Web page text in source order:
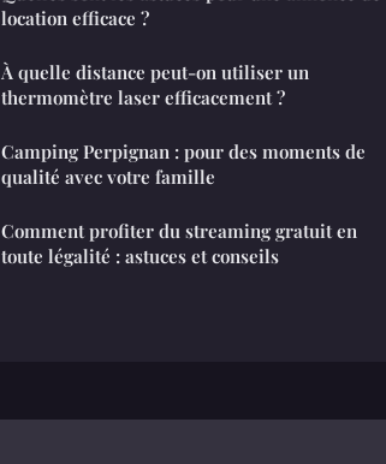
location efficace ?
À quelle distance peut-on utiliser un
thermomètre laser efficacement ?
Camping Perpignan : pour des moments de
qualité avec votre famille
Comment profiter du streaming gratuit en
toute légalité : astuces et conseils